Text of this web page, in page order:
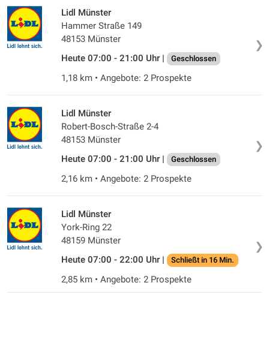
❯
Lidl Münster
Hammer Straße 149
48153 Münster
Heute 07:00 - 21:00 Uhr |
Geschlossen
1,18 km • Angebote: 2 Prospekte
❯
Lidl Münster
Robert-Bosch-Straße 2-4
48153 Münster
Heute 07:00 - 21:00 Uhr |
Geschlossen
2,16 km • Angebote: 2 Prospekte
❯
Lidl Münster
York-Ring 22
48159 Münster
Heute 07:00 - 22:00 Uhr |
Schließt in 16 Min.
2,85 km • Angebote: 2 Prospekte